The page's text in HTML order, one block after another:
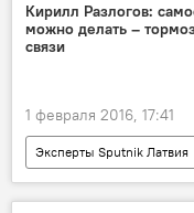
Кирилл Разлогов:
можно делать –
связи
1 февраля 2016, 17:41
Эксперты Sputnik Латвия
Новости культуры Латвии